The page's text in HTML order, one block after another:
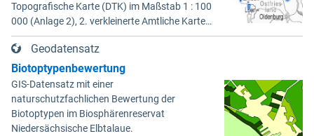
Topografische Karte (DTK) im Maßstab 1 : 100
000 (Anlage 2), 2. verkleinerte Amtliche Karte 1
: 5 000 (AK5) im Maßstab 1 : 10 000 (Anlage
3). Die geografischen Koordinaten der Anlagen
2 und 3 sind im geodätischen Referenzsystem
WGS 84 sowie als projizierte Koordinaten im
Europäischen Terrestrischen Referenzsystem
1989 (ETRS 89) mit der Universalen
Transversalen Mercator-Abbildung bezogen
Geodatensatz
Biotoptypenbewertung
GIS-Datensatz mit einer
naturschutzfachlichen Bewertung der
Biotoptypen im Biosphärenreservat
Niedersächsische Elbtalaue.